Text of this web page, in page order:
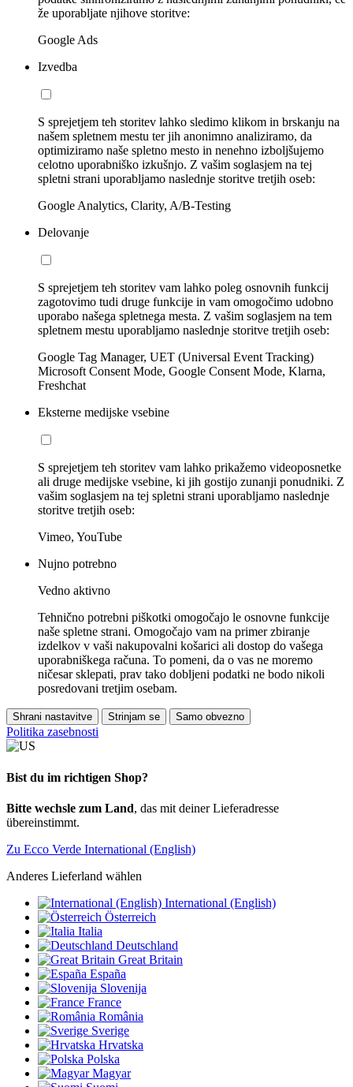
že uporabljate njihove storitve:
Google Ads
Izvedba
S sprejetjem teh storitev lahko sledimo klikom in brskanju na
našem spletnem mestu ter jih anonimno analiziramo, da
optimiziramo naše spletno mesto in nenehno izboljšujemo
celotno uporabniško izkušnjo. Z vašim soglasjem na tej
spletni strani uporabljamo naslednje storitve tretjih oseb:
Google Analytics, Clarity, A/B-Testing
Delovanje
S sprejetjem teh storitev vam lahko poleg osnovnih funkcij
zagotovimo tudi druge funkcije in vam omogočimo udobno
uporabo našega spletnega mesta. Z vašim soglasjem na tem
spletnem mestu uporabljamo naslednje storitve tretjih oseb:
Google Tag Manager, UET (Universal Event Tracking)
Microsoft Consent Mode, Google Consent Mode, Klarna,
Freshchat
Eksterne medijske vsebine
S sprejetjem teh storitev vam lahko prikažemo videoposnetke
ali druge medijske vsebine, ki jih gostijo zunanji ponudniki. Z
vašim soglasjem na tej spletni strani uporabljamo naslednje
storitve tretjih oseb:
Vimeo, YouTube
Nujno potrebno
Vedno aktivno
Tehnično potrebni piškotki omogočajo le osnovne funkcije
naše spletne strani. Omogočajo vam na primer zbiranje
izdelkov v vaši nakupovalni košarici ali dostop do vašega
uporabniškega računa. To pomeni, da o vas ne moremo
ničesar sklepati, prav tako dobljeni podatki ne bodo nikoli
posredovani tretjim osebam.
Shrani nastavitve Strinjam se Samo obvezno
Politika zasebnosti
Bist du im richtigen Shop?
Bitte wechsle zum Land, das mit deiner Lieferadresse
übereinstimmt.
Zu Ecco Verde International (English)
Anderes Lieferland wählen
International (English)
Österreich
Italia
Deutschland
Great Britain
España
Slovenija
France
România
Sverige
Hrvatska
Polska
Magyar